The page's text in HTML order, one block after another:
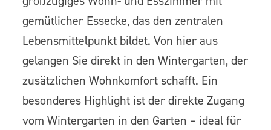
gemütlicher Essecke, das den zentralen
Lebensmittelpunkt bildet. Von hier aus
gelangen Sie direkt in den Wintergarten, der
zusätzlichen Wohnkomfort schafft. Ein
besonderes Highlight ist der direkte Zugang
vom Wintergarten in den Garten – ideal für